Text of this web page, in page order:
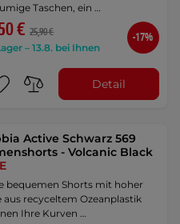
Taschen, ein …
€ 25,90 €
– 13.8. bei Ihnen
-17%
Detail
Active Schwarz 569
- Volcanic Black
bequemen Shorts mit hoher
aus recyceltem Ozeanplastik
Ihre Kurven …